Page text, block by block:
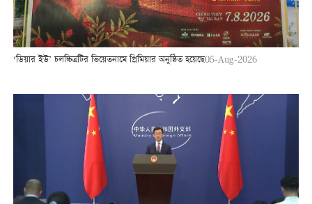
‘ডিয়ার ইউ’ চলচ্চিত্রটির ভিয়েতনামে প্রিমিয়ার অনুষ্ঠিত হয়েছে05-Aug-2026